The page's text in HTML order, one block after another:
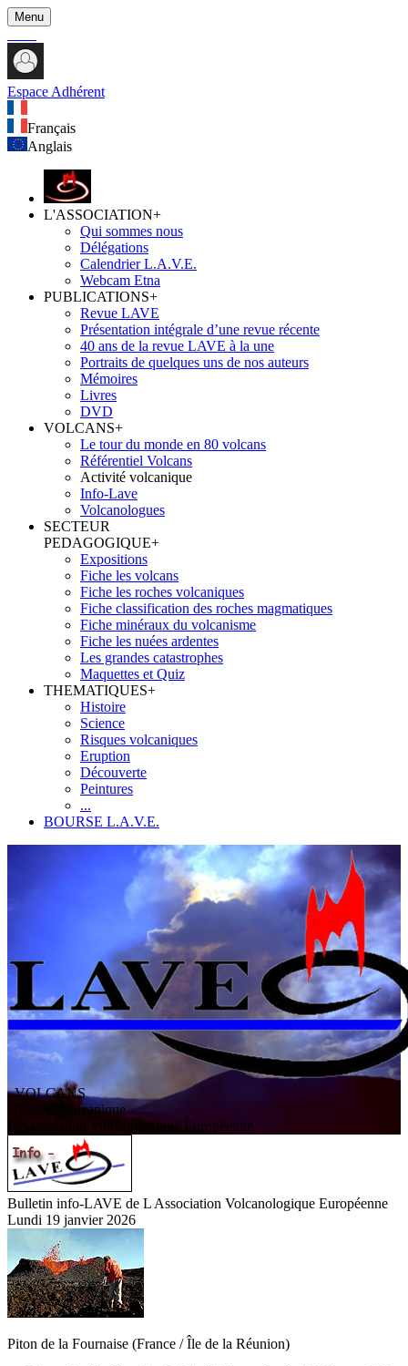
Menu
Espace Adhérent
Français
Anglais
L'ASSOCIATION+
Qui sommes nous
Délégations
Calendrier L.A.V.E.
Webcam Etna
PUBLICATIONS+
Revue LAVE
Présentation intégrale d’une revue récente
40 ans de la revue LAVE à la une
Portraits de quelques uns de nos auteurs
Mémoires
Livres
DVD
VOLCANS+
Le tour du monde en 80 volcans
Référentiel Volcans
Activité volcanique
Info-Lave
Volcanologues
SECTEUR
PEDAGOGIQUE+
Expositions
Fiche les volcans
Fiche les roches volcaniques
Fiche classification des roches magmatiques
Fiche minéraux du volcanisme
Fiche les nuées ardentes
Les grandes catastrophes
Maquettes et Quiz
THEMATIQUES+
Histoire
Science
Risques volcaniques
Eruption
Découverte
Peintures
...
BOURSE L.A.V.E.
VOLCANS
/ Activité volcanique
ssociation V olcanologiqueEuropéenne
Bulletin info-LAVE de L Association Volcanologique Européenne
Lundi 19 janvier 2026
Piton de la Fournaise (France / Île de la Réunion)